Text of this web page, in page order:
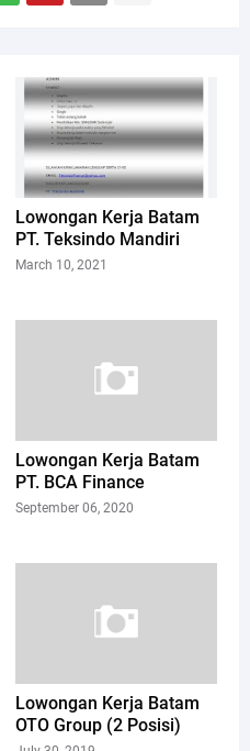
Lowongan Kerja Batam
PT. Teksindo Mandiri
March 10, 2021
Lowongan Kerja Batam
PT. BCA Finance
September 06, 2020
Lowongan Kerja Batam
OTO Group (2 Posisi)